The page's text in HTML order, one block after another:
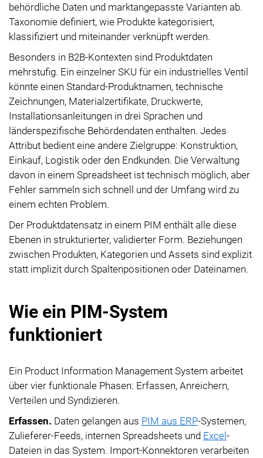
behördliche Daten und marktangepasste Varianten ab.
Taxonomie definiert, wie Produkte kategorisiert,
klassifiziert und miteinander verknüpft werden.
Besonders in B2B-Kontexten sind Produktdaten
mehrstufig. Ein einzelner SKU für ein industrielles Ventil
könnte einen Standard-Produktnamen, technische
Zeichnungen, Materialzertifikate, Druckwerte,
Installationsanleitungen in drei Sprachen und
länderspezifische Behördendaten enthalten. Jedes
Attribut bedient eine andere Zielgruppe: Konstruktion,
Einkauf, Logistik oder den Endkunden. Die Verwaltung
davon in einem Spreadsheet ist technisch möglich, aber
Fehler sammeln sich schnell und der Umfang wird zu
einem echten Problem.
Der Produktdatensatz in einem PIM enthält alle diese
Ebenen in strukturierter, validierter Form. Beziehungen
zwischen Produkten, Kategorien und Assets sind explizit
statt implizit durch Spaltenpositionen oder Dateinamen.
Wie ein PIM-System
funktioniert
Ein Product Information Management System arbeitet
über vier funktionale Phasen: Erfassen, Anreichern,
Verteilen und Syndizieren.
Erfassen. Daten gelangen aus PIM aus ERP-Systemen,
Zulieferer-Feeds, internen Spreadsheets und Excel-
Dateien in das System. Import-Konnektoren verarbeiten